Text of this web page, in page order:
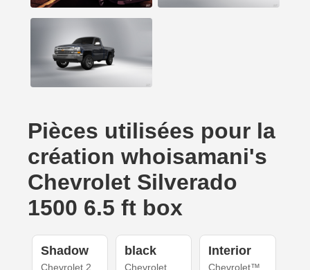
Pièces utilisées pour la
création whoisamani's
Chevrolet Silverado
1500 6.5 ft box
Shadow
Chevrolet 2
black
Chevrolet
Interior
Chevrolet™